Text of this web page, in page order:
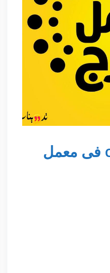
سعر تحليل cbc فى معمل